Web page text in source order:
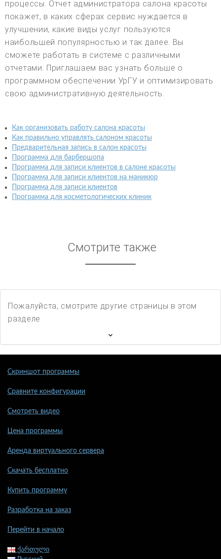
процессы. Отчет администратора салона красоты
покажет, в каких сферах сервис нуждается в
улучшении, какие виды услуг пользуются
наибольшей популярностью и так далее. Вы
сможете работать в системе с различными
отчетами. Приглашаем вас узнать больше о
программном обеспечении УрГУ и оптимизировать
свою административную деятельность.
Как организовать работу салона красоты
Как правильно управлять салоном красоты
Предварительная запись в салон красоты
Программа для барбершопа
Программа для записи клиентов в салоне красоты
Программа для записи клиентов на маникюр
Программа для записи клиентов
Программа для косметологических клиник
Смотрите также
Пожалуйста, смотрите другие страницы в этом
разделе
Скриншот программы
Сравните конфигурации
Смотреть видео
Цена программы
Аренда виртуального сервера
Скачать бесплатно
Купить программу
Разработка на заказ
Перейти в начало
ქართული